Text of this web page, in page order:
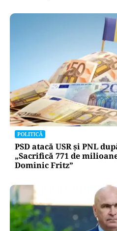
POLITICĂ
PSD atacă USR și PNL
„Sacrifică 771 de
Dominic Fritz”